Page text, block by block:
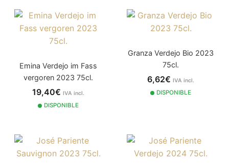
Emina Verdejo im Fass
vergoren 2023 75cl.
19,40€ IVA incl.
DISPONIBLE
Granza Verdejo Bio 2023
75cl.
6,62€ IVA incl.
DISPONIBLE